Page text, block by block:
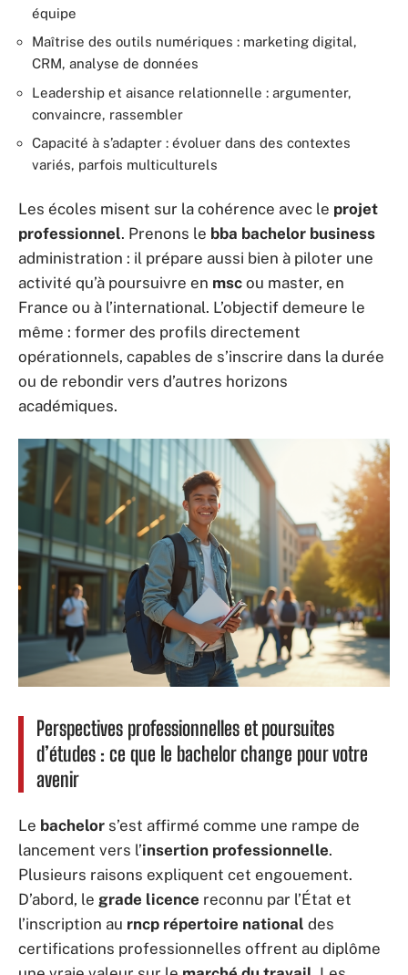
équipe
Maîtrise des outils numériques : marketing digital,
CRM, analyse de données
Leadership et aisance relationnelle : argumenter,
convaincre, rassembler
Capacité à s’adapter : évoluer dans des contextes
variés, parfois multiculturels
Les écoles misent sur la cohérence avec le projet
professionnel. Prenons le bba bachelor business
administration : il prépare aussi bien à piloter une
activité qu’à poursuivre en msc ou master, en
France ou à l’international. L’objectif demeure le
même : former des profils directement
opérationnels, capables de s’inscrire dans la durée
ou de rebondir vers d’autres horizons
académiques.
Perspectives professionnelles et poursuites
d’études : ce que le bachelor change pour votre
avenir
Le bachelor s’est affirmé comme une rampe de
lancement vers l’insertion professionnelle.
Plusieurs raisons expliquent cet engouement.
D’abord, le grade licence reconnu par l’État et
l’inscription au rncp répertoire national des
certifications professionnelles offrent au diplôme